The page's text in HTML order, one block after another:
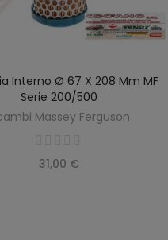
SCOPRIRE
Interno Ø 67 X 208 Mm MF
Serie 200/500
Massey Ferguson
31,00 €